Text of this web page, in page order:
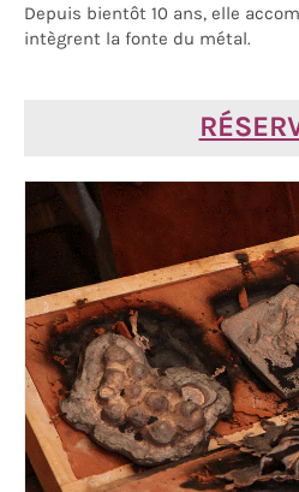
Depuis bientôt 10 ans, elle
intègrent la fonte du métal.